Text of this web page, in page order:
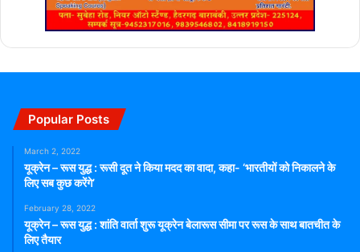
Popular Posts
March 2, 2022
यूक्रेन – रूस युद्ध : रूसी दूत ने किया मदद का वादा, कहा- ‘भारतीयों को निकालने के
लिए सब कुछ करेंगे’
February 28, 2022
यूक्रेन – रूस युद्ध : शांति वार्ता शुरू यूक्रेन बेलारूस सीमा पर रूस के साथ बातचीत के
लिए तैयार